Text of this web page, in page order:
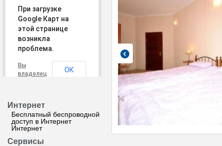
При загрузке
Google Карт на
этой странице
возникла
проблема.
Вы
владелец
ОК
Интернет
Бесплатный беспроводной
доступ в Интернет
Интернет
Сервисы